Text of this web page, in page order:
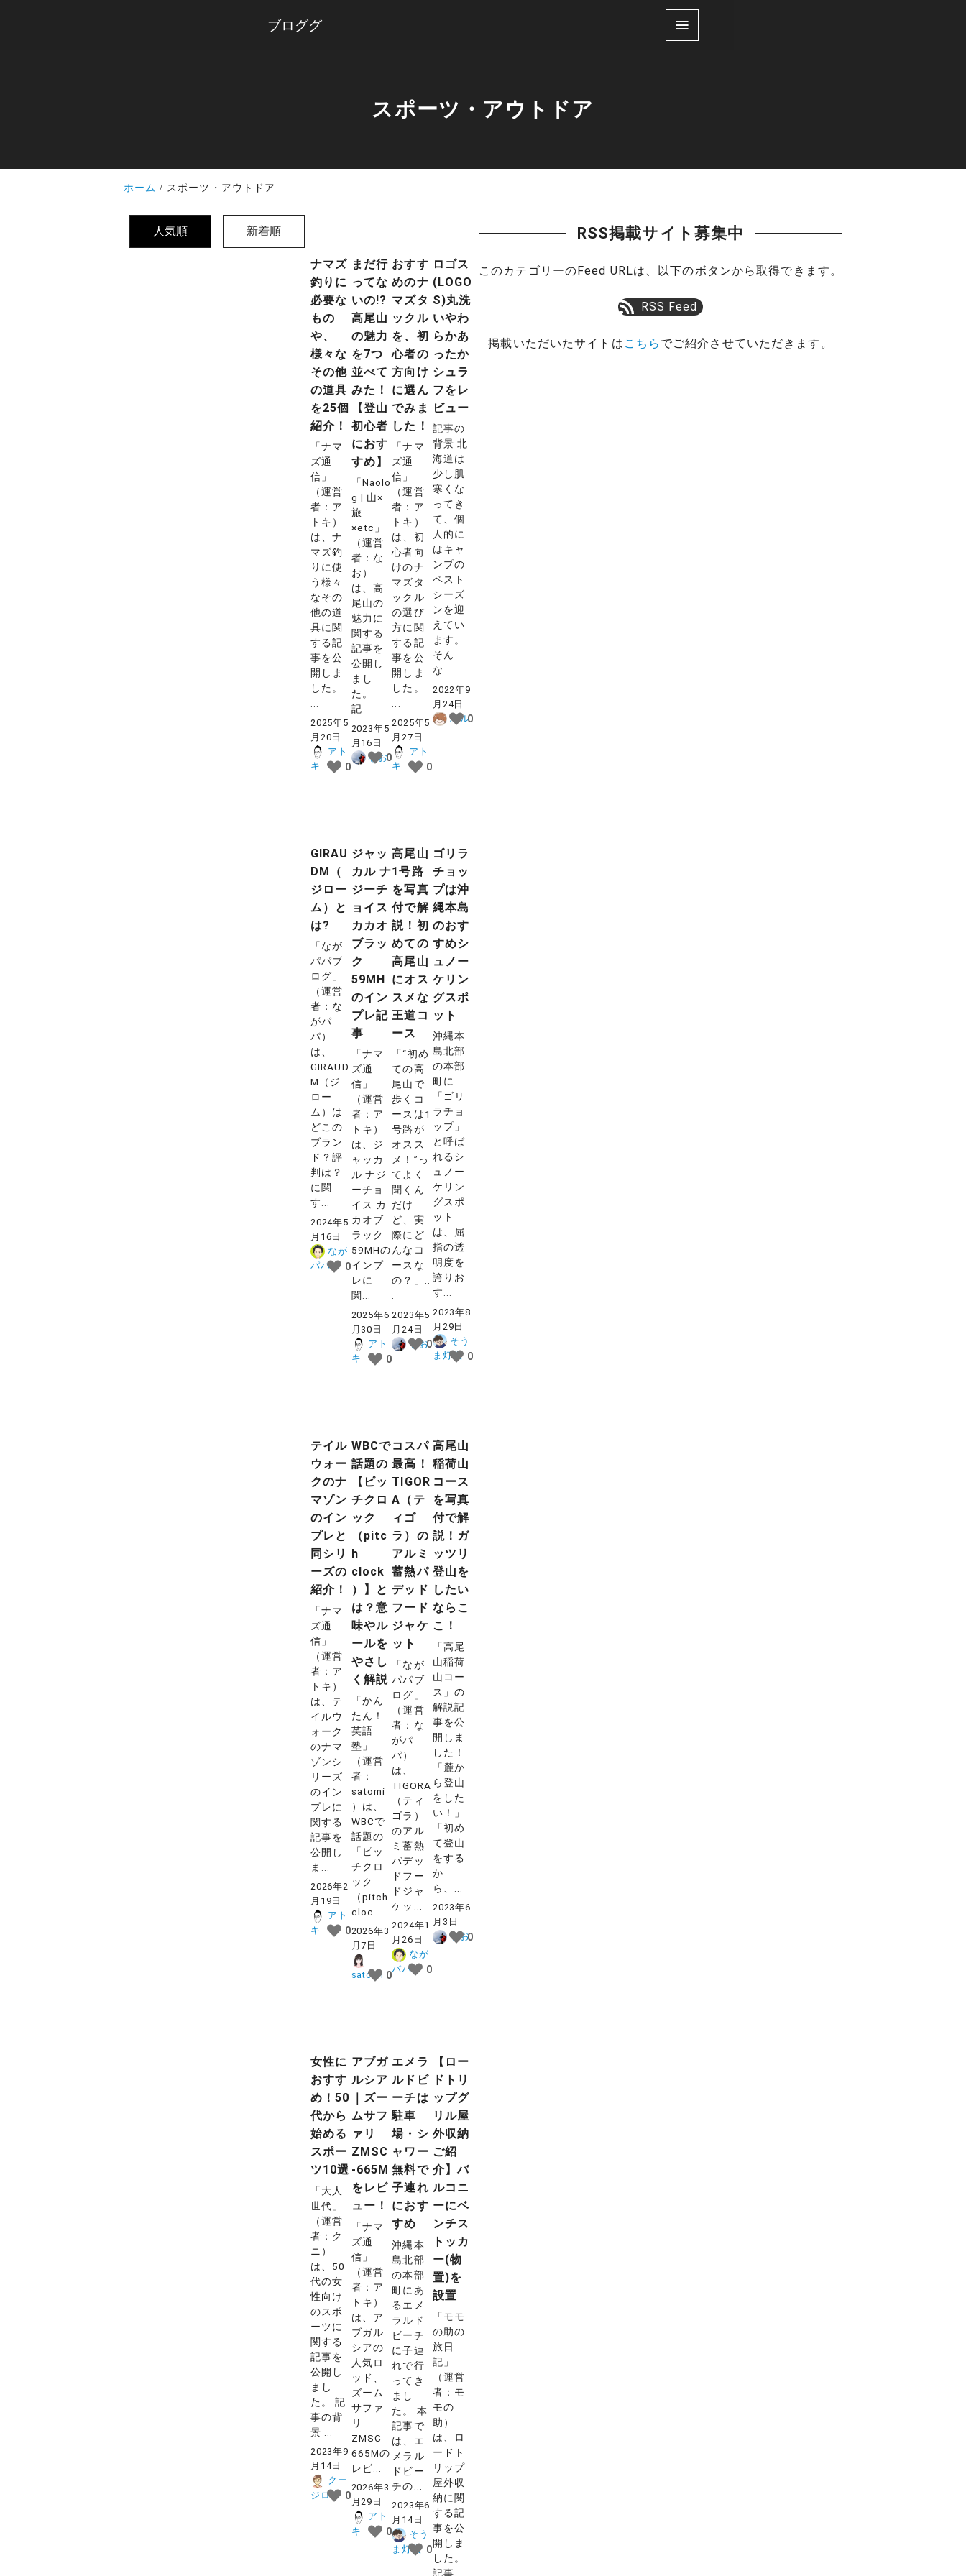
ブロググ
スポーツ・アウトドア
ホーム スポーツ・アウトドア
ナマズ
釣りに
必要な
もの
や、
様々な
その他
の道具
を25個
紹介！
「ナマ
ズ通
信」
（運営
者：ア
トキ）
は、ナ
マズ釣
りに使
う様々
なその
他の道
具に関
する記
事を公
開しま
した。
2025年5
月20日
アト
キ
0
まだ行
ってな
いの!?
高尾山
の魅力
を7つ
並べて
みた！
【登山
初心者
におす
すめ】
「Naolo
g | 山×
旅
×etc」
（運営
者：な
お）
は、高
尾山の
魅力に
関する
記事を
公開し
まし
た。
記...
2023年5
月16日
なお0
おすす
めのナ
マズタ
ックル
を、初
心者の
方向け
に選ん
でみま
した！
「ナマ
ズ通
信」
（運営
者：ア
トキ）
は、初
心者向
けのナ
マズタ
ックル
の選び
方に関
する記
事を公
開しま
した。
2025年5
月27日
アト
キ
0
ロゴス
(LOGO
S)丸洗
いやわ
らかあ
ったか
シュラ
フをレ
ビュー
記事の
背景 北
海道は
少し肌
寒くな
ってき
て、個
人的に
はキャ
ンプの
ベスト
シーズ
ンを迎
えてい
ます。
そん
な...
2022年9
月24日
ハル0
GIRAU
DM（
ジロー
ム）と
は?
「なが
パパブ
ログ」
（運営
者：な
がパ
パ）
は、
GIRAUD
M（ジ
ロー
ム）は
どこの
ブラン
ド？評
判は？
に関
す...
2024年5
月16日
なが
パパ
0
ジャッ
カル ナ
ジーチ
ョイス
カカオ
ブラッ
ク
59MH
のイン
プレ記
事
「ナマ
ズ通
信」
（運営
者：ア
トキ）
は、ジ
ャッカ
ル ナジ
ーチョ
イス カ
カオブ
ラック
59MHの
インプ
レに
関...
2025年6
月30日
アト
キ
0
高尾山
1号路
を写真
付で解
説！初
めての
高尾山
にオス
スメな
王道コ
ース
「“初め
ての高
尾山で
歩くコ
ースは1
号路が
オスス
メ！”っ
てよく
聞くん
だけ
ど、実
際にど
んなコ
ースな
の？」..
.
2023年5
月24日
なお0
ゴリラ
チョッ
プは沖
縄本島
のおす
すめシ
ュノー
ケリン
グスポ
ット
沖縄本
島北部
の本部
町に
「ゴリ
ラチョ
ップ」
と呼ば
れるシ
ュノー
ケリン
グスポ
ット
は、屈
指の透
明度を
誇りお
す...
2023年8
月29日
そう
ま灯火 0
テイル
ウォー
クのナ
マゾン
のイン
プレと
同シリ
ーズの
紹介！
「ナマ
ズ通
信」
（運営
者：ア
トキ）
は、テ
イルウ
ォーク
のナマ
ゾンシ
リーズ
のイン
プレに
関する
記事を
公開し
ま...
2026年2
月19日
アト
キ
0
WBCで
話題の
【ピッ
チクロ
ック
（pitc
h
clock
）】と
は？意
味やル
ールを
やさし
く解説
「かん
たん！
英語
塾」
（運営
者：
satomi
）は、
WBCで
話題の
「ピッ
チクロ
ック
（pitch
cloc...
2026年3
月7日
satomi 0
コスパ
最高！
TIGOR
A（テ
ィゴ
ラ）の
アルミ
蓄熱パ
デッド
フード
ジャケ
ット
「なが
パパブ
ログ」
（運営
者：な
がパ
パ）
は、
TIGORA
（ティ
ゴラ）
のアル
ミ蓄熱
パデッ
ドフー
ドジャ
ケッ...
2024年1
月26日
なが
パパ
0
高尾山
稲荷山
コース
を写真
付で解
説！ガ
ッツリ
登山を
したい
ならこ
こ！
「高尾
山稲荷
山コー
ス」の
解説記
事を公
開しま
した！
「麓か
ら登山
をした
い！」
「初め
て登山
をする
か
ら、...
2023年6
月3日
なお0
女性に
おすす
め！50
代から
始める
スポー
ツ10選
「大人
世代」
（運営
者：ク
ニ）
は、50
代の女
性向け
のスポ
ーツに
関する
記事を
公開し
まし
た。 記
事の背
景 ...
2023年9
月14日
クー
ジロー 0
アブガ
ルシア
｜ズー
ムサフ
ァリ
ZMSC
-665M
をレビ
ュー！
「ナマ
ズ通
信」
（運営
者：ア
トキ）
は、ア
ブガル
シアの
人気ロ
ッド、
ズーム
サファ
リ
ZMSC-
665Mの
レビ...
2026年3
月29日
アト
キ
0
エメラ
ルドビ
ーチは
駐車
場・シ
ャワー
無料で
子連れ
におす
すめ
沖縄本
島北部
の本部
町にあ
るエメ
ラルド
ビーチ
に子連
れで行
ってき
まし
た。 本
記事で
は、エ
メラル
ドビー
チの...
2023年6
月14日
そう
ま灯火 0
【ロー
ドトリ
ップグ
リル屋
外収納
ご紹
介】バ
ルコニ
ーにベ
ンチス
トッカ
ー(物
置)を
設置
「モモ
の助の
旅日
記」
（運営
者：モ
モの
助）
は、ロ
ードト
リップ
屋外収
納に関
する記
事を公
開しま
した。
記事...
RSS掲載サイト募集中
このカテゴリーのFeed URLは、以下のボタンから取得できます。
RSS Feed
掲載いただいたサイトは こちら でご紹介させていただきます。